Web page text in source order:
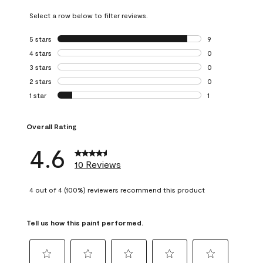
Select a row below to filter reviews.
5 stars stars
9
9 reviews with 5
4 stars stars
0
0 reviews with 4
3 stars stars
0
0 reviews with 3
2 stars stars
0
0 reviews with 2
1 star stars
1
Overall Rating
4.6 10 Reviews
4 out of 4 (100%) reviewers recommend this product
Tell us how this paint performed.